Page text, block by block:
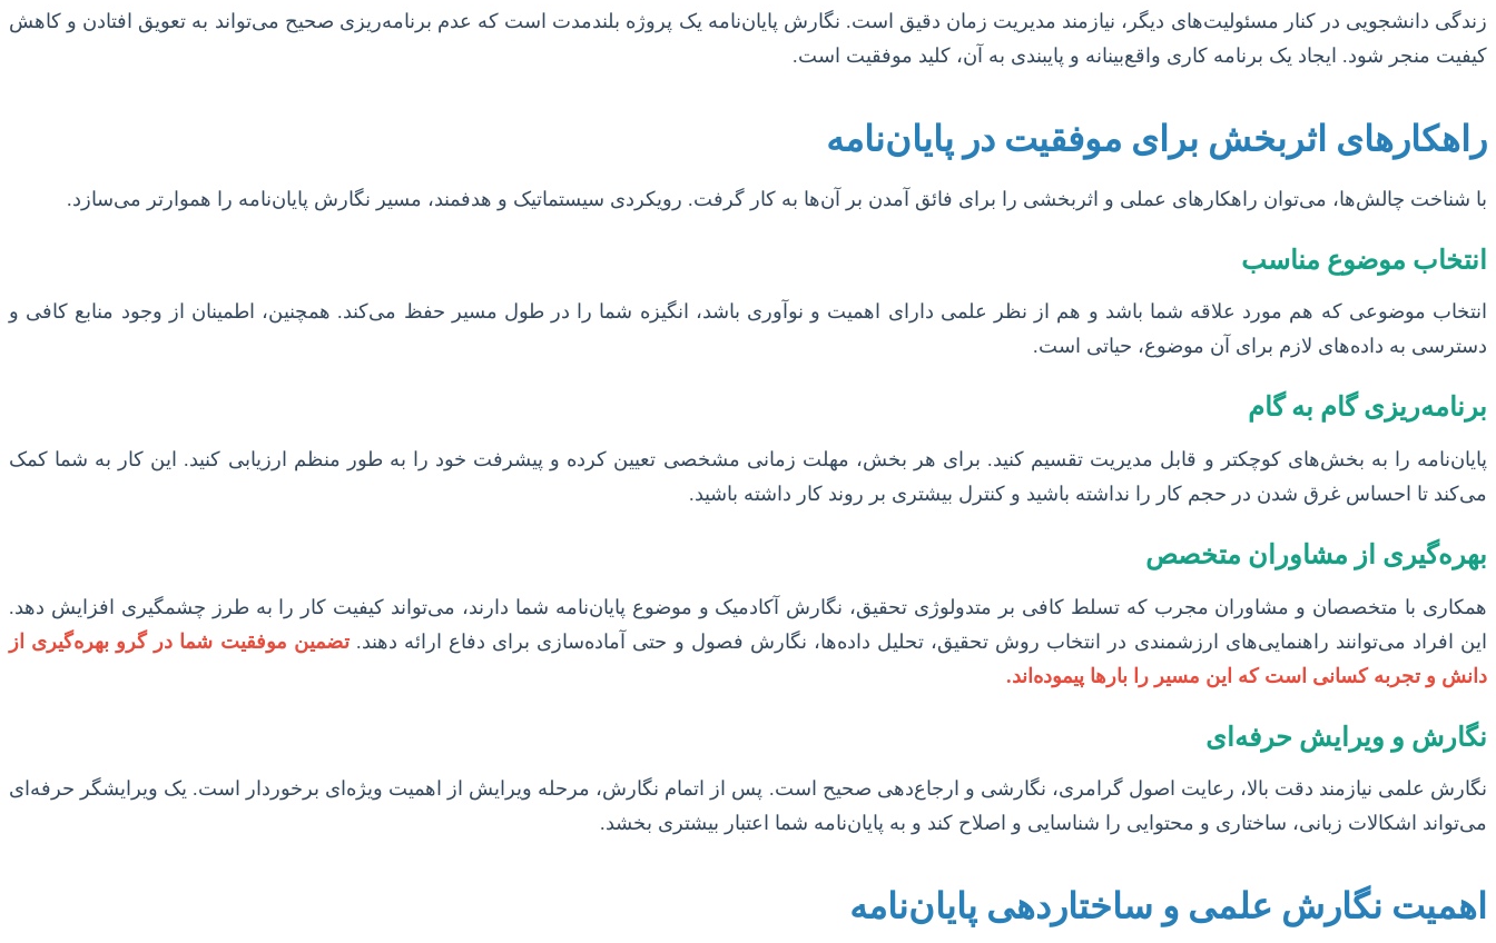
زندگی دانشجویی در کنار مسئولیت‌های دیگر، نیازمند مدیریت زمان دقیق است. نگارش پایان‌نامه یک پروژه بلندمدت است که عدم برنامه‌ریزی صحیح می‌تواند به تعویق افتادن و کاهش
کیفیت منجر شود. ایجاد یک برنامه کاری واقع‌بینانه و پایبندی به آن، کلید موفقیت است.
راهکارهای اثربخش برای موفقیت در پایان‌نامه
با شناخت چالش‌ها، می‌توان راهکارهای عملی و اثربخشی را برای فائق آمدن بر آن‌ها به کار گرفت. رویکردی سیستماتیک و هدفمند، مسیر نگارش پایان‌نامه را هموارتر می‌سازد.
انتخاب موضوع مناسب
انتخاب موضوعی که هم مورد علاقه شما باشد و هم از نظر علمی دارای اهمیت و نوآوری باشد، انگیزه شما را در طول مسیر حفظ می‌کند. همچنین، اطمینان از وجود منابع کافی و
دسترسی به داده‌های لازم برای آن موضوع، حیاتی است.
برنامه‌ریزی گام به گام
پایان‌نامه را به بخش‌های کوچکتر و قابل مدیریت تقسیم کنید. برای هر بخش، مهلت زمانی مشخصی تعیین کرده و پیشرفت خود را به طور منظم ارزیابی کنید. این کار به شما کمک
می‌کند تا احساس غرق شدن در حجم کار را نداشته باشید و کنترل بیشتری بر روند کار داشته باشید.
بهره‌گیری از مشاوران متخصص
همکاری با متخصصان و مشاوران مجرب که تسلط کافی بر متدولوژی تحقیق، نگارش آکادمیک و موضوع پایان‌نامه شما دارند، می‌تواند کیفیت کار را به طرز چشمگیری افزایش دهد.
این افراد می‌توانند راهنمایی‌های ارزشمندی در انتخاب روش تحقیق، تحلیل داده‌ها، نگارش فصول و حتی آماده‌سازی برای دفاع ارائه دهند.تضمین موفقیت شما در گرو بهره‌گیری از
دانش و تجربه کسانی است که این مسیر را بارها پیموده‌اند.
نگارش و ویرایش حرفه‌ای
نگارش علمی نیازمند دقت بالا، رعایت اصول گرامری، نگارشی و ارجاع‌دهی صحیح است. پس از اتمام نگارش، مرحله ویرایش از اهمیت ویژه‌ای برخوردار است. یک ویرایشگر حرفه‌ای
می‌تواند اشکالات زبانی، ساختاری و محتوایی را شناسایی و اصلاح کند و به پایان‌نامه شما اعتبار بیشتری بخشد.
اهمیت نگارش علمی و ساختاردهی پایان‌نامه